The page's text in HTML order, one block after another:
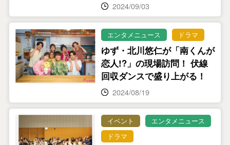
2024/09/03
エンタメニュース ドラマ
ゆず・北川悠仁が「南くんが
恋人!?」の現場訪問！ 伏線
回収ダンスで盛り上がる！
2024/08/19
イベント
エンタメニュース
ドラマ